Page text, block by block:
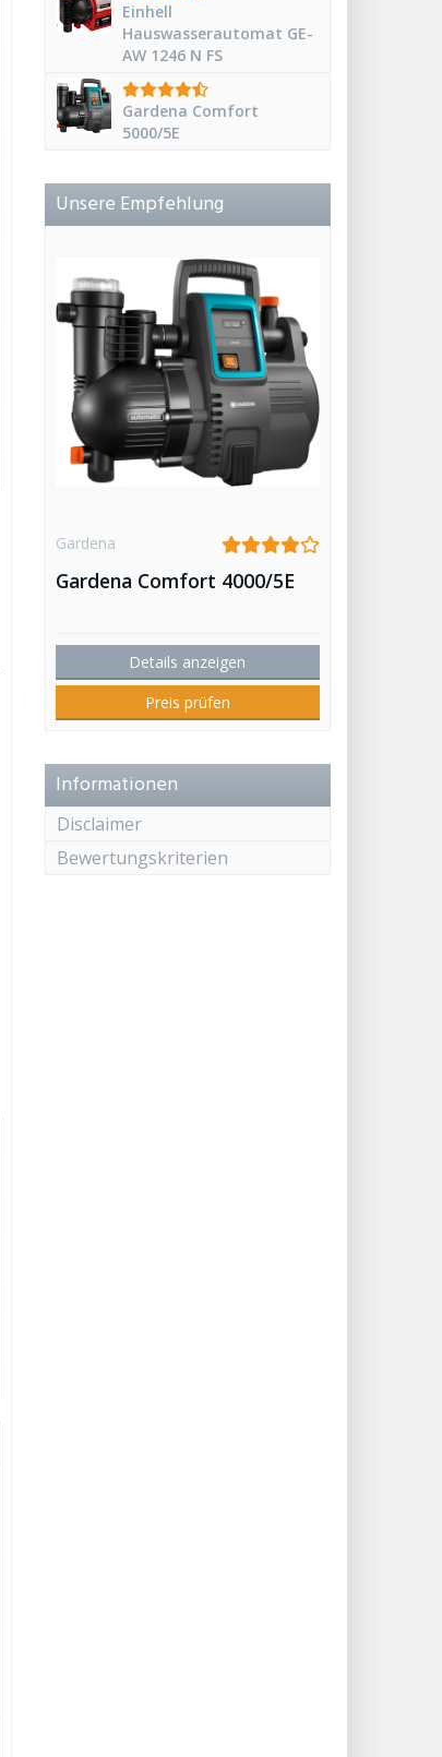
Einhell
Hauswasserautomat GE-
AW 1246 N FS
Gardena Comfort
5000/5E
Unsere Empfehlung
Gardena
Gardena Comfort 4000/5E
Details anzeigen
Preis prüfen
Informationen
Disclaimer
Bewertungskriterien